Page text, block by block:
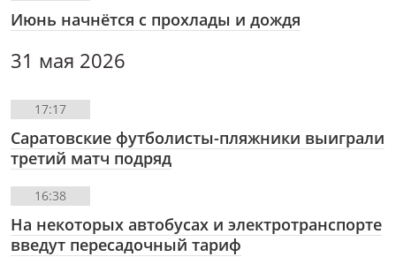
Июнь начнётся с прохлады и дождя
31 мая 2026
17:17
Саратовские футболисты-пляжники выиграли
третий матч подряд
16:38
На некоторых автобусах и электротранспорте
введут пересадочный тариф